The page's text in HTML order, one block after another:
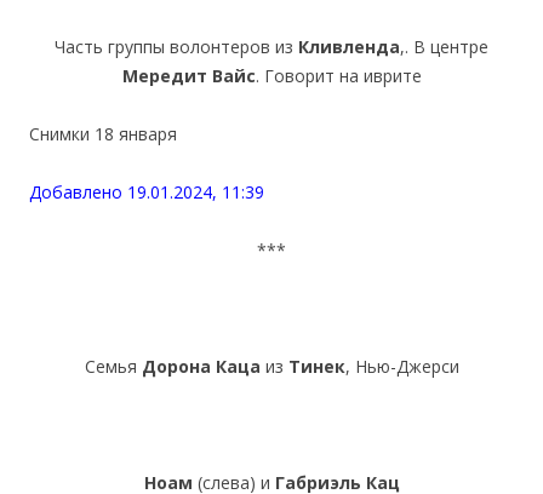
Часть группы волонтеров из Кливленда,. В центре
Мередит Вайс. Говорит на иврите
Снимки 18 января
Добавлено 19.01.2024, 11:39
***
Семья Дорона Каца из Тинек, Нью-Джерси
Ноам (слева) и Габриэль Кац